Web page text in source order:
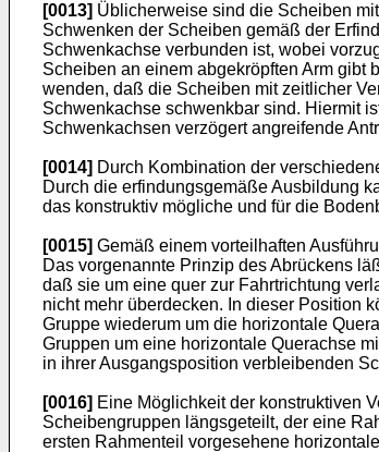
[0013] Üblicherweise sind die Scheiben
Schwenken der Scheiben gemäß der
Schwenkachse verbunden ist, wobei
Scheiben an einem abgekröpften Arm gibt
wenden, daß die Scheiben mit zeitlicher
Schwenkachse schwenkbar sind. Hiermit
Schwenkachsen verzögert angreifende
[0014] Durch Kombination der
Durch die erfindungsgemäße Ausbildung
das konstruktiv mögliche und für die
[0015] Gemäß einem vorteilhaften
Das vorgenannte Prinzip des Abrückens
daß sie um eine quer zur Fahrtrichtung
nicht mehr überdecken. In dieser Position
Gruppe wiederum um die horizontale
Gruppen um eine horizontale Querachse
in ihrer Ausgangsposition verbleibenden
[0016] Eine Möglichkeit der konstruktiven
Scheibengruppen längsgeteilt, der eine
ersten Rahmenteil vorgesehene